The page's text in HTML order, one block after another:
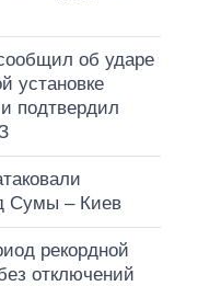
об ударе
установке
подтвердил
Сумы – Киев
рекордной
отключений